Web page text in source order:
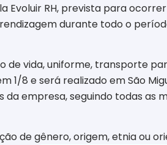
Evoluir RH, prevista para
durante todo o
de vida, uniforme, transporte
1/8 e será realizado em São
empresa, seguindo todas as
de gênero, origem, etnia ou